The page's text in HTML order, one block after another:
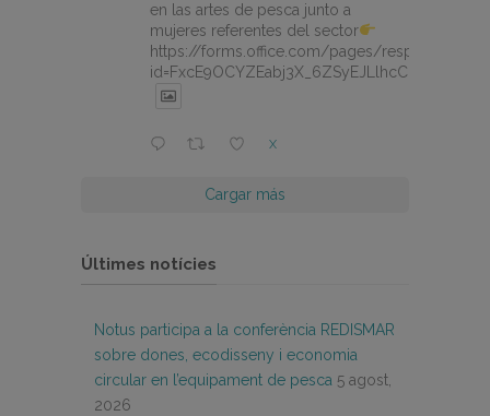
en las artes de pesca junto a
mujeres referentes del sector
https://forms.office.com/pages/
X
Cargar más
Últimes notícies
Notus participa a la conferència REDISMAR
sobre dones, ecodisseny i economia
circular en l’equipament de pesca 5 agost,
2026